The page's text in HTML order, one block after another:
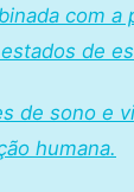
com
de
de sono e
humana.